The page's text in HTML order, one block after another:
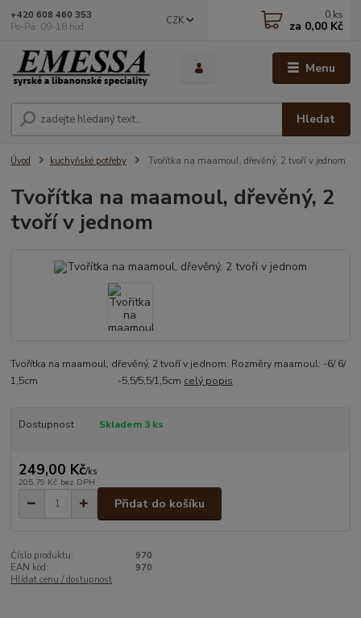
Menu
CZK
Hledat
+420 608 460 353
Po-Pá: 09-18 hod.
0 ks
za 0,00 Kč
Úvod kuchyňské potřeby Tvořítka na maamoul, dřevěný, 2 tvoří v jednom
Tvořítka na maamoul, dřevěný, 2
tvoří v jednom
Tvořítka na maamoul, dřevěný, 2 tvoří v jednom: Rozměry maamoul: -6/ 6/
1,5cm -5,5/5,5/1,5cm celý popis
Dostupnost Skladem 3 ks
249,00 Kč/ks
205,79 Kč bez DPH
Přidat do košíku
Číslo produktu:
970
EAN kód:
970
Hlídat cenu / dostupnost